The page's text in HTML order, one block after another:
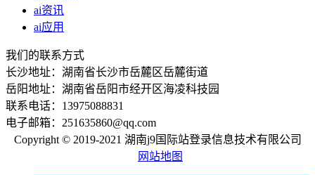
ai资讯
ai应用
我们的联系方式
长沙地址：湖南省长沙市岳麓区岳麓街道
岳阳地址：湖南省岳阳市经开区海凌科技园
联系电话：13975088831
电子邮箱：251635860@qq.com
Copyright © 2019-2021 湖南j9国际站登录信息技术有限公司
网站地图